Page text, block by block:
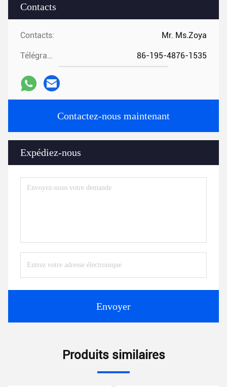
Contacts
Contacts: Mr. Ms.Zoya
Télégramme: 86-195-4876-1535
Contactez-nous maintenant
Expédiez-nous
Envoyer
Produits similaires